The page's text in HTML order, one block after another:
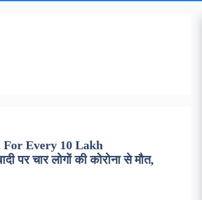
Every 10 Lakh
चार लोगों की कोरोना से मौत,